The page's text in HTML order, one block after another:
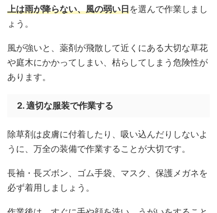
上は雨が降らない、風の弱い日を選んで作業しまし
ょう。
風が強いと、薬剤が飛散して近くにある大切な草花
や庭木にかかってしまい、枯らしてしまう危険性が
あります。
2. 適切な服装で作業する
除草剤は皮膚に付着したり、吸い込んだりしないよ
うに、万全の装備で作業することが大切です。
長袖・長ズボン、ゴム手袋、マスク、保護メガネを
必ず着用しましょう。